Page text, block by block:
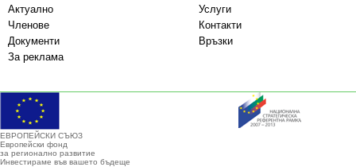
Актуално
Услуги
Членове
Контакти
Документи
Връзки
За реклама
ЕВРОПЕЙСКИ СЪЮЗ
Европейски фонд
за регионално развитие
Инвестираме във вашето бъдеще